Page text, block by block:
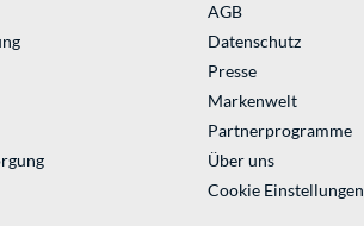
AGB
Datenschutz
Presse
Markenwelt
Partnerprogramme
Über uns
Cookie Einstellungen